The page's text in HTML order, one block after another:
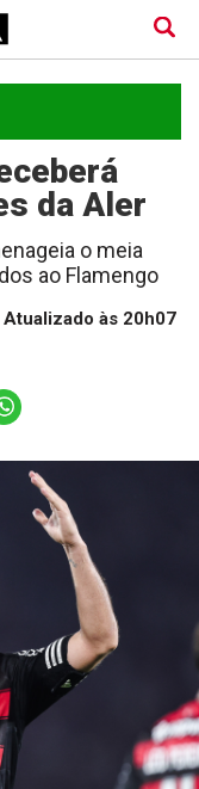
da Aler
o meia
ao Flamengo
Atualizado às 20h07